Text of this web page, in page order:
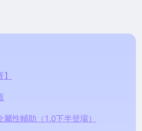
性輔助（1.0下半登場）